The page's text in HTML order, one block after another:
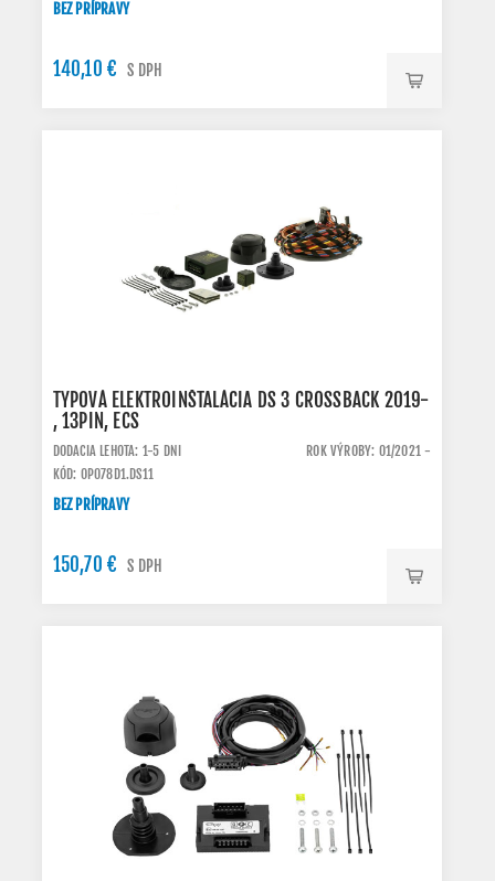
BEZ PRÍPRAVY
140,10 € S DPH
TYPOVÁ ELEKTROINŠTALÁCIA DS 3 CROSSBACK 2019-
, 13PIN, ECS
DODACIA LEHOTA: 1-5 DNI
ROK VÝROBY: 01/2021 -
KÓD: OP078D1.DS11
BEZ PRÍPRAVY
150,70 € S DPH